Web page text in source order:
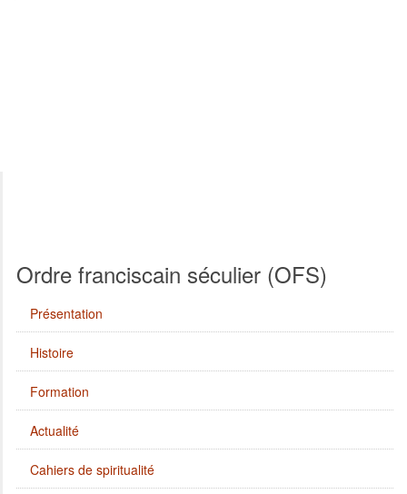
Ordre franciscain séculier (OFS)
Présentation
Histoire
Formation
Actualité
Cahiers de spiritualité